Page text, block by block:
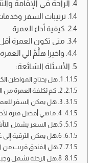
الراحة في الإقامة
ترتيبات السفر
كيفية أداء العمرة
متى تكون العمرة
واخيرا هلُّمَّ الي العمرة
الأسئلة الشائعة:
1. هل يحتاج المواطن الكويتي إلى تأشيرة عمرة؟
2. كم تكلفة العمرة من الكويت في الأوقات العادية؟
3. هل يمكن السفر للعمرة جوًا أو برًا؟
4. ما هي أفضل فترة لأداء العمرة؟
5.هل السعر يشمل التأشيرة؟
6.هل يمكن الترقية إلى غرفة مزدوجة أو ثلاثية؟
7.هل الفندق قريب من الحرم؟
8.هل الرحلة تشمل وجبات؟